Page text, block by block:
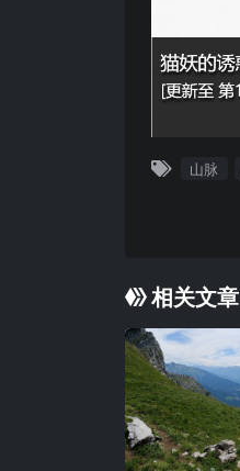
山脉
相关文章